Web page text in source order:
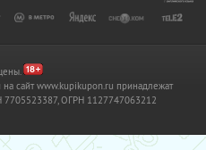
сайт www.kupikupon.ru принадлежат
7705523387, ОГРН 1127747063212